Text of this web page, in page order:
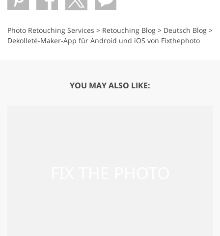
Photo Retouching Services > Retouching Blog > Deutsch Blog >
Dekolleté-Maker-App für Android und iOS von Fixthephoto
YOU MAY ALSO LIKE: